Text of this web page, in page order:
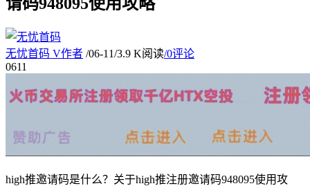
无忧首码 V作者 /06-11/3.9 K阅读/0评论
0611
high推邀请码是什么？关于high推注册邀请码948095使用攻